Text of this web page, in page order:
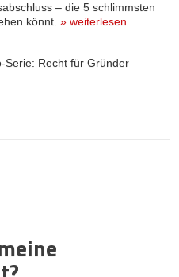
– die 5 schlimmsten
könnt. » weiterlesen
Serie: Recht für Gründer